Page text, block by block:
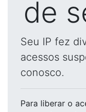
de
Seu IP fez
acessos
conosco.
Para liberar o